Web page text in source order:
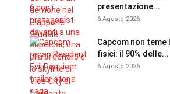
presentazione...
6 Agosto 2026
Capcom non teme
fisici: il 90% delle...
6 Agosto 2026